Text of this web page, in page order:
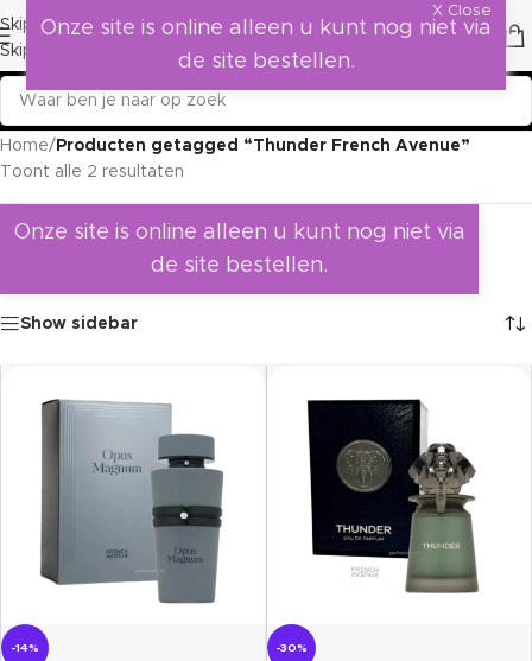
Skip to navigation
Skip to main content
Home/ Producten getagged “Thunder French Avenue”
Toont alle 2 resultaten
Onze site is online alleen u kunt nog niet via
de site bestellen.
Show sidebar
-14% -30%
X Close
Onze site is online alleen u kunt nog niet via
de site bestellen.